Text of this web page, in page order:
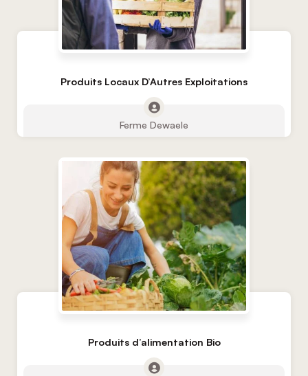
Produits Locaux D’Autres Exploitations
Ferme Dewaele
Produits d’alimentation Bio